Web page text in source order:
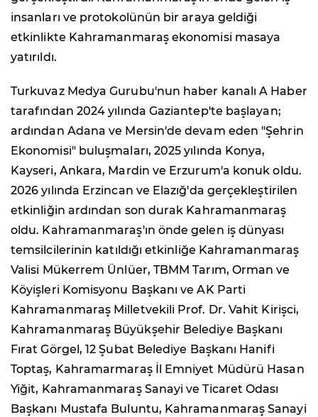
insanları ve protokolünün bir araya geldiği
etkinlikte Kahramanmaraş ekonomisi masaya
yatırıldı.
Turkuvaz Medya Gurubu'nun haber kanalı A Haber
tarafından 2024 yılında Gaziantep'te başlayan;
ardından Adana ve Mersin'de devam eden "Şehrin
Ekonomisi" buluşmaları, 2025 yılında Konya,
Kayseri, Ankara, Mardin ve Erzurum'a konuk oldu.
2026 yılında Erzincan ve Elazığ'da gerçekleştirilen
etkinliğin ardından son durak Kahramanmaraş
oldu. Kahramanmaraş'ın önde gelen iş dünyası
temsilcilerinin katıldığı etkinliğe Kahramanmaraş
Valisi Mükerrem Ünlüer, TBMM Tarım, Orman ve
Köyişleri Komisyonu Başkanı ve AK Parti
Kahramanmaraş Milletvekili Prof. Dr. Vahit Kirişci,
Kahramanmaraş Büyükşehir Belediye Başkanı
Fırat Görgel, 12 Şubat Belediye Başkanı Hanifi
Toptaş, Kahramarmaraş İl Emniyet Müdürü Hasan
Yiğit, Kahramanmaraş Sanayi ve Ticaret Odası
Başkanı Mustafa Buluntu, Kahramanmaraş Sanayi